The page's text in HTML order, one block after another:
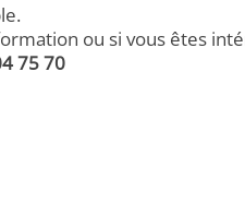
ou si vous êtes
75 70